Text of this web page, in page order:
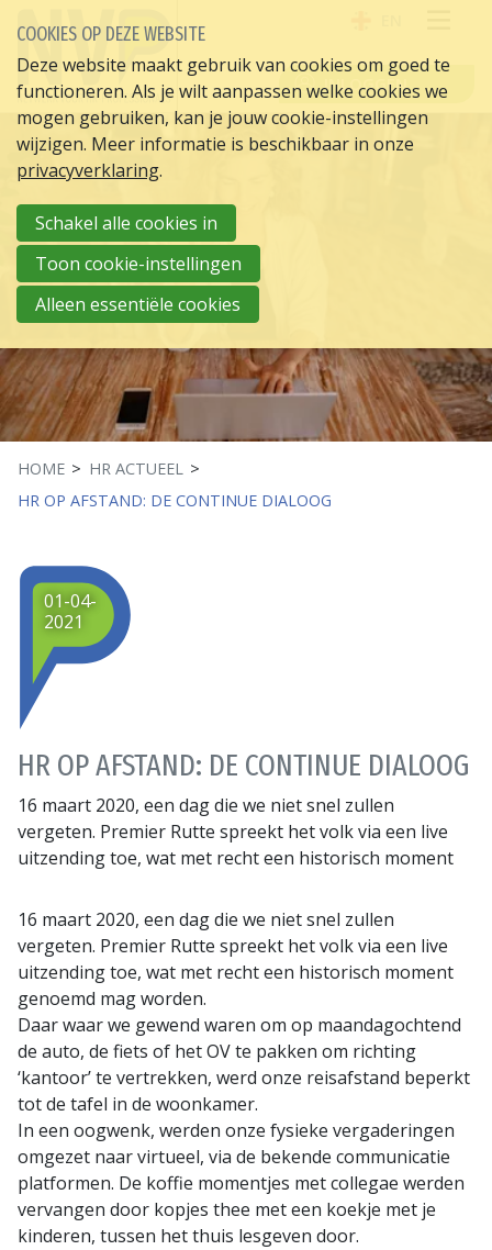
INLOGGEN
HOME
HR ACTUEEL
HR OP AFSTAND: DE CONTINUE DIALOOG
HR OP AFSTAND: DE CONTINUE DIALOOG
01-04-
2021
16 maart 2020, een dag die we niet snel zullen
vergeten. Premier Rutte spreekt het volk via een live
uitzending toe, wat met recht een historisch moment
16 maart 2020, een dag die we niet snel zullen
vergeten. Premier Rutte spreekt het volk via een live
uitzending toe, wat met recht een historisch moment
genoemd mag worden.
Daar waar we gewend waren om op maandagochtend
de auto, de fiets of het OV te pakken om richting
‘kantoor’ te vertrekken, werd onze reisafstand beperkt
tot de tafel in de woonkamer.
In een oogwenk, werden onze fysieke vergaderingen
omgezet naar virtueel, via de bekende communicatie
platformen. De koffie momentjes met collegae werden
vervangen door kopjes thee met een koekje met je
kinderen, tussen het thuis lesgeven door.
COOKIES OP DEZE WEBSITE
Deze website maakt gebruik van cookies om goed te
functioneren. Als je wilt aanpassen welke cookies we
mogen gebruiken, kan je jouw cookie-instellingen
wijzigen. Meer informatie is beschikbaar in onze
privacyverklaring.
Schakel alle cookies in
Toon cookie-instellingen
Alleen essentiële cookies